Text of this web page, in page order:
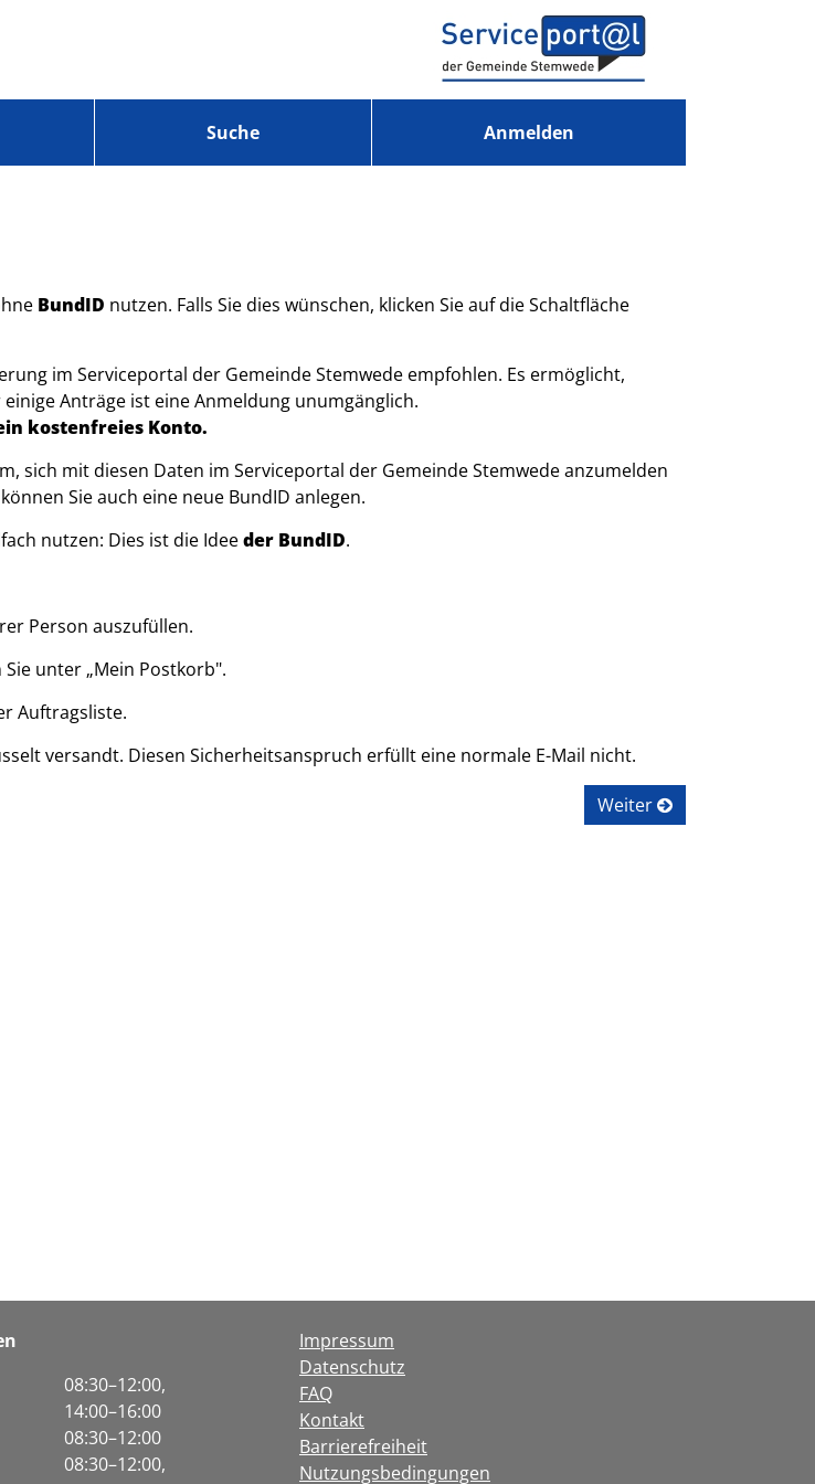
Suche Anmelden
BundID nutzen. Falls Sie dies wünschen, klicken Sie auf die Schaltfläche
im Serviceportal der Gemeinde Stemwede empfohlen. Es ermöglicht,
Anträge ist eine Anmeldung unumgänglich.
kostenfreies Konto.
sich mit diesen Daten im Serviceportal der Gemeinde Stemwede anzumelden
Sie auch eine neue BundID anlegen.
nutzen: Dies ist die Ideeder BundID.
Person auszufüllen.
unter „Mein Postkorb".
Auftragsliste.
versandt. Diesen Sicherheitsanspruch erfüllt eine normale E-Mail nicht.
Weiter
08:30–12:00,
14:00–16:00
08:30–12:00
08:30–12:00,
Impressum
Datenschutz
FAQ
Kontakt
Barrierefreiheit
Nutzungsbedingungen